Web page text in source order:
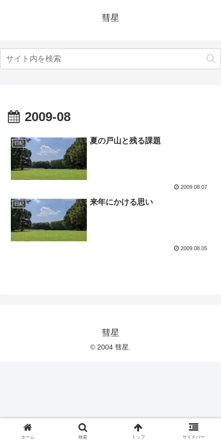
彗星
2009-08
日紀 夏の戸山と残る課題
2009.08.07
日紀 来年にかける思い
2009.08.05
彗星
© 2004 彗星.
ホーム 検索 トップ サイドバー